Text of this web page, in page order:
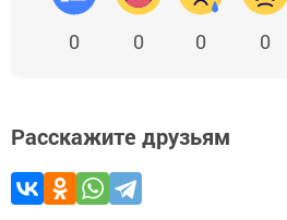
0 0 0 0
Расскажите друзьям